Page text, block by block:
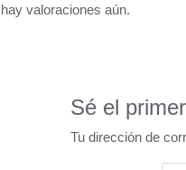
valoraciones aún.
Sé el
Tu dirección de